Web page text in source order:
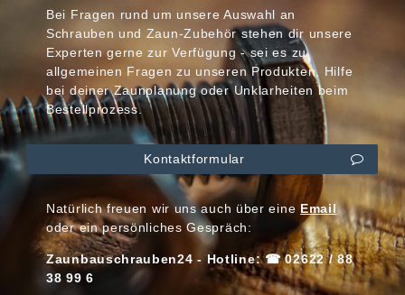
Bei Fragen rund um unsere Auswahl an
Schrauben und Zaun-Zubehör stehen dir unsere
Experten gerne zur Verfügung - sei es zu
allgemeinen Fragen zu unseren Produkten, Hilfe
bei deiner Zaunplanung oder Unklarheiten beim
Bestellprozess.
Kontaktformular
Natürlich freuen wir uns auch über eineEmail
oder ein persönliches Gespräch:
Zaunbauschrauben24 - Hotline: ☎ 02622 / 88
38 99 6